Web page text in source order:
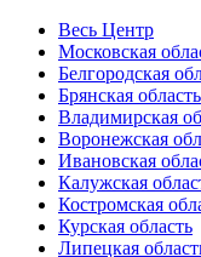
Весь Центр
Московская
Белгородская
Брянская область
Владимирская
Воронежская
Ивановская
Калужская
Костромская
Курская область
Липецкая